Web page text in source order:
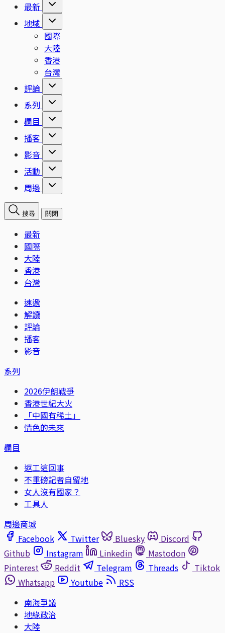
最新
地域
國際
大陸
香港
台灣
評論
系列
欄目
播客
影音
活動
周邊
搜尋 關閉
最新
國際
大陸
香港
台灣
速遞
解讀
評論
播客
影音
系列
2026伊朗戰爭
香港世紀大火
「中國有稀土」
情色的未來
欄目
返工這回事
不重磅記者自留地
女人沒有國家？
工具人
周邊商城
Facebook
Twitter Bluesky
Discord
Github
Instagram Linkedin
Mastodon
Pinterest
Reddit Telegram Threads
Tiktok
Whatsapp
Youtube
RSS
南海爭議
地緣政治
大陸